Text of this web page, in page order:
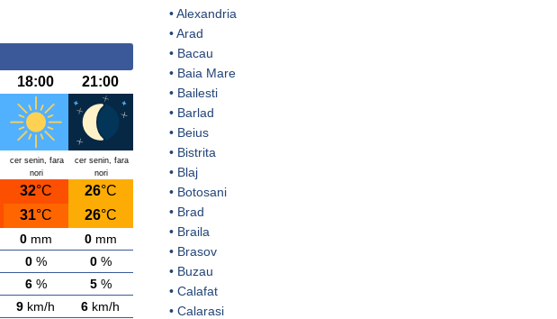
18:00 21:00
cer senin, fara
nori
cer senin, fara
nori
32°C 26°C
31°C 26°C
0mm 0mm
0% 0%
6% 5%
9 km/h 6 km/h
•Alexandria
•Arad
• Bacau
• Baia Mare
• Bailesti
• Barlad
• Beius
• Bistrita
• Blaj
• Botosani
• Brad
• Braila
• Brasov
• Buzau
• Calafat
• Calarasi